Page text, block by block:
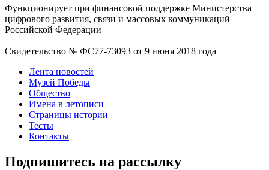
Функционирует при финансовой поддержке Министерства
цифрового развития, связи и массовых коммуникаций
Российской Федерации
Свидетельство № ФС77-73093 от 9 июня 2018 года
Лента новостей
Музей Победы
Общество
Имена в летописи
Страницы истории
Тесты
Контакты
Подпишитесь на рассылку